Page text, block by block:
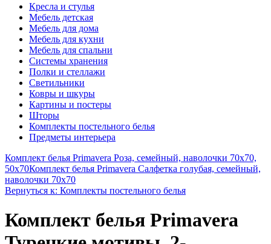
Кресла и стулья
Мебель детская
Мебель для дома
Мебель для кухни
Мебель для спальни
Системы хранения
Полки и стеллажи
Светильники
Ковры и шкуры
Картины и постеры
Шторы
Комплекты постельного белья
Предметы интерьера
Комплект белья Primavera Роза, семейный, наволочки 70x70,
50x70Комплект белья Primavera Салфетка голубая, семейный,
наволочки 70x70
Вернуться к: Комплекты постельного белья
Комплект белья Primavera